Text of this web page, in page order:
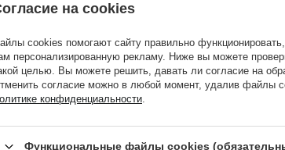
на cookies
cookies помогают сайту правильно
персонализированную рекламу. Ниже вы можете
целью. Вы можете решить, давать ли согласие на
согласие можно в любой момент, удалив файлы
конфиденциальности.
Функциональные файлы cookies